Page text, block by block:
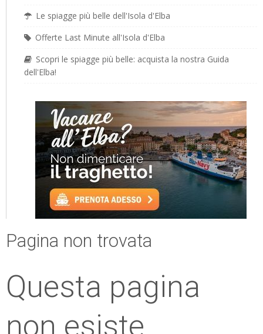
Le spiagge più belle dell'Isola d'Elba
Offerte Last Minute all'Isola d'Elba
Scopri le spiagge più belle: acquista la nostra Guida
dell'Elba!
Pagina non trovata
Questa pagina
non esiste